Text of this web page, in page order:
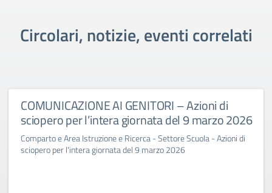
Circolari, notizie, eventi correlati
COMUNICAZIONE AI GENITORI – Azioni di
sciopero per l’intera giornata del 9 marzo 2026
Comparto e Area Istruzione e Ricerca - Settore Scuola - Azioni di
sciopero per l'intera giornata del 9 marzo 2026